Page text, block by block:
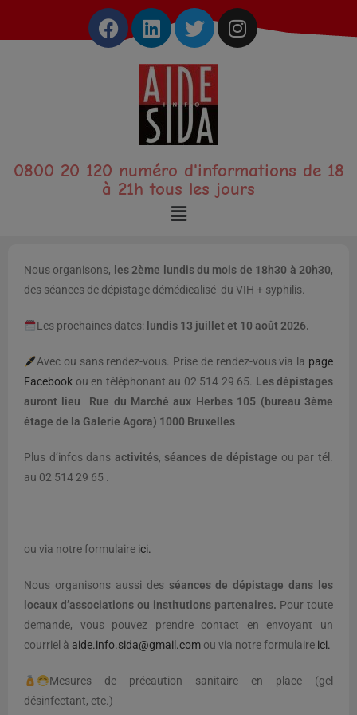
0800 20 120 numéro d'informations de 18
à 21h tous les jours
Nous organisons, les 2ème lundis du mois de 18h30 à 20h30,
des séances de dépistage démédicalisé du VIH + syphilis.
Les prochaines dates: lundis 13 juillet et 10 août 2026.
Avec ou sans rendez-vous. Prise de rendez-vous via la page
Facebook ou en téléphonant au 02 514 29 65. Les dépistages
auront lieu Rue du Marché aux Herbes 105 (bureau 3ème
étage de la Galerie Agora) 1000 Bruxelles
Plus d’infos dans activités, séances de dépistage ou par tél.
au 02 514 29 65 .
ou via notre formulaire ici.
Nous organisons aussi des séances de dépistage dans les
locaux d’associations ou institutions partenaires. Pour toute
demande, vous pouvez prendre contact en envoyant un
courriel à aide.info.sida@gmail.com ou via notre formulaire ici.
Mesures de précaution sanitaire en place (gel
désinfectant, etc.)